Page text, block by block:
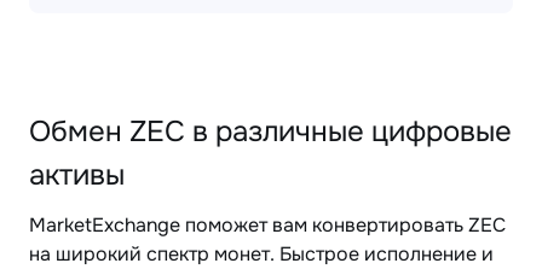
Обмен ZEC в различные цифровые
активы
MarketExchange поможет вам конвертировать ZEC
на широкий спектр монет. Быстрое исполнение и